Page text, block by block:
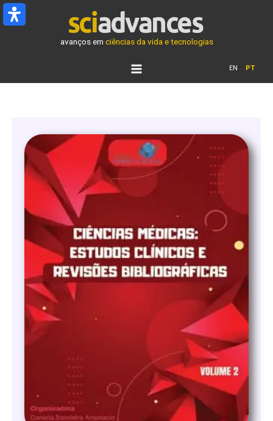
Ir
para
avanços em ciências da vida e tecnologias
EN PT